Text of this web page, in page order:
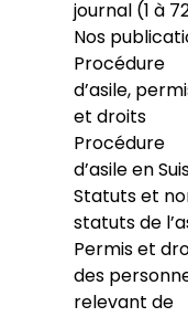
journal (1 à
Nos
Procédure
d’asile,
et droits
Procédure
d’asile en
Statuts et
statuts de
Permis et
des
relevant de